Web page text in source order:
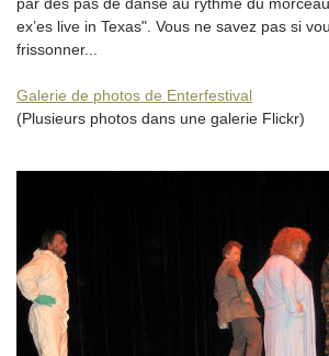
ex’es live in Texas". Vous ne savez pas si
frissonner...
Galerie de photos de Enterfestival
(Plusieurs photos dans une galerie Flickr)